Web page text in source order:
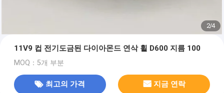
2/4
11V9 컵 전기도금된 다이아몬드 연삭 휠 D600 지름 100
MOQ：5개 부분
최고의 가격 지금 연락